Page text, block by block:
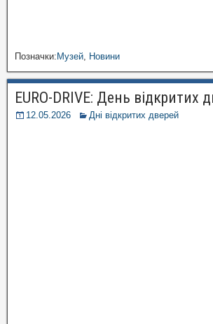
Позначки:Музей Новини
EURO-DRIVE: День відкритих
12.05.2026 Дні відкритих дверей